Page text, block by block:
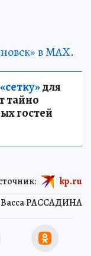
в MAX.
для
тайно
гостей
Васса РАССАДИНА
kp.ru